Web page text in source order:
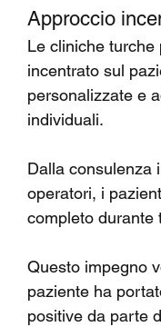
Approccio
Le cliniche
incentrato sul
personalizzate e
individuali.
Dalla consulenza
operatori, i
completo durante
Questo impegno
paziente ha
positive da parte